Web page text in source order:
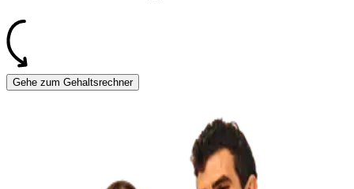
Gehe zum Gehaltsrechner